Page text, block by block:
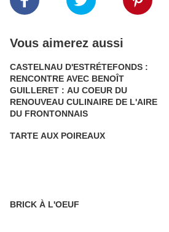
Vous aimerez aussi
CASTELNAU D'ESTRÉTEFONDS :
RENCONTRE AVEC BENOÎT
GUILLERET : AU COEUR DU
RENOUVEAU CULINAIRE DE L'AIRE
DU FRONTONNAIS
TARTE AUX POIREAUX
BRICK À L'OEUF